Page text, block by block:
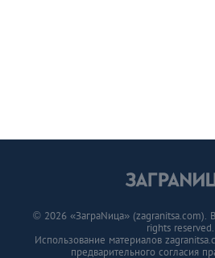
© 2026 «ЗаграNица»
rights reserved.
Использование материалов
предварительного согласия